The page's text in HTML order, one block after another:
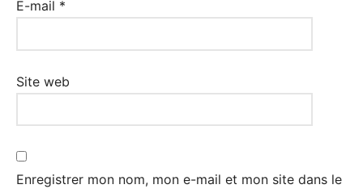
E-mail *
Site web
Enregistrer mon nom, mon e-mail et mon site dans le